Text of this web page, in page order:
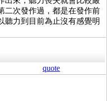
二次發作過，都是在發作前
聽力到目前為止沒有感覺明
quote